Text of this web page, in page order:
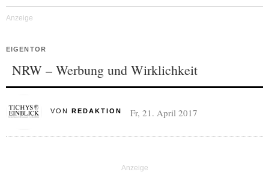
EIGENTOR
NRW – Werbung und Wirklichkeit
VON REDAKTION Fr, 21. April 2017